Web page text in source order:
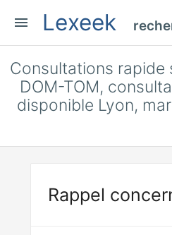
menu Lexeek
Consultations rapide
DOM-TOM,
disponible Lyon,
Rappel